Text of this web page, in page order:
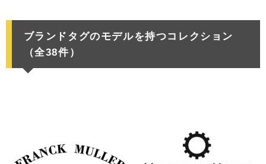
ブランドタグのモデルを持つコレクション
（全38件）